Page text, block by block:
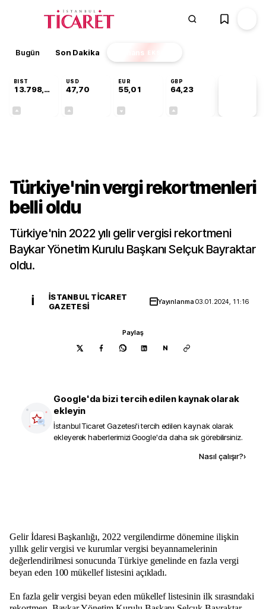
Bugün Son Dakika Finans EKSTRA
BIST
13.798,82
USD
47,70
EUR
55,01
GBP
64,23
Türkiye'nin vergi rekortmenleri
belli oldu
Türkiye'nin 2022 yılı gelir vergisi rekortmeni
Baykar Yönetim Kurulu Başkanı Selçuk Bayraktar
oldu.
İ
İSTANBUL TICARET
GAZETESI
Yayınlanma03.01.2024, 11:16
Paylaş
N
Google'da bizi tercih edilen kaynak olarak
ekleyin
İstanbul Ticaret Gazetesi'i tercih edilen kaynak olarak
ekleyerek haberlerimizi Google'da daha sık görebilirsiniz.
Nasıl çalışır?›
Gelir İdaresi Başkanlığı, 2022 vergilendirme dönemine ilişkin
yıllık gelir vergisi ve kurumlar vergisi beyannamelerinin
değerlendirilmesi sonucunda Türkiye genelinde en fazla vergi
beyan eden 100 mükellef listesini açıkladı.
En fazla gelir vergisi beyan eden mükellef listesinin ilk sırasındaki